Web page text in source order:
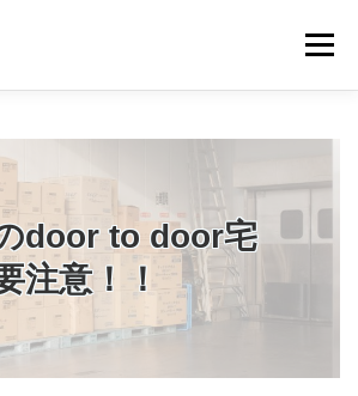
メニュー
活便利帳 FOOD – ごはん事情
連情報
ークの働き方
door to door宅
注意！！